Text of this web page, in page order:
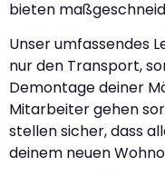
bieten
Unser umfassendes
nur den Transport,
Demontage deiner
Mitarbeiter gehen
stellen sicher, dass
deinem neuen